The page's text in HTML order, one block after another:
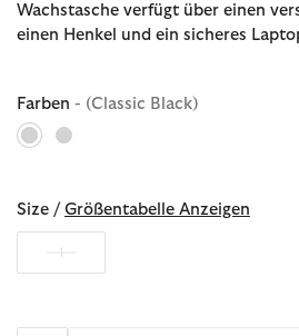
Wachstasche verfügt über einen
einen Henkel und ein sicheres
Farben - (Classic Black)
Size / Größentabelle Anzeigen